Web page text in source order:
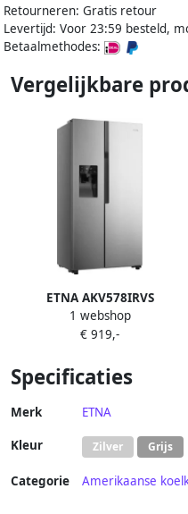
Retourneren: Gratis retour
Levertijd: Voor 23:59 besteld,
Betaalmethodes:
Vergelijkbare
ETNA AKV578IRVS
Amerikaanse koelkast Water-
en ijsdispenser met reservoir
1 webshop
€ 919,-
Specificaties
Merk ETNA
Kleur Zilver Grijs
Categorie Amerikaanse